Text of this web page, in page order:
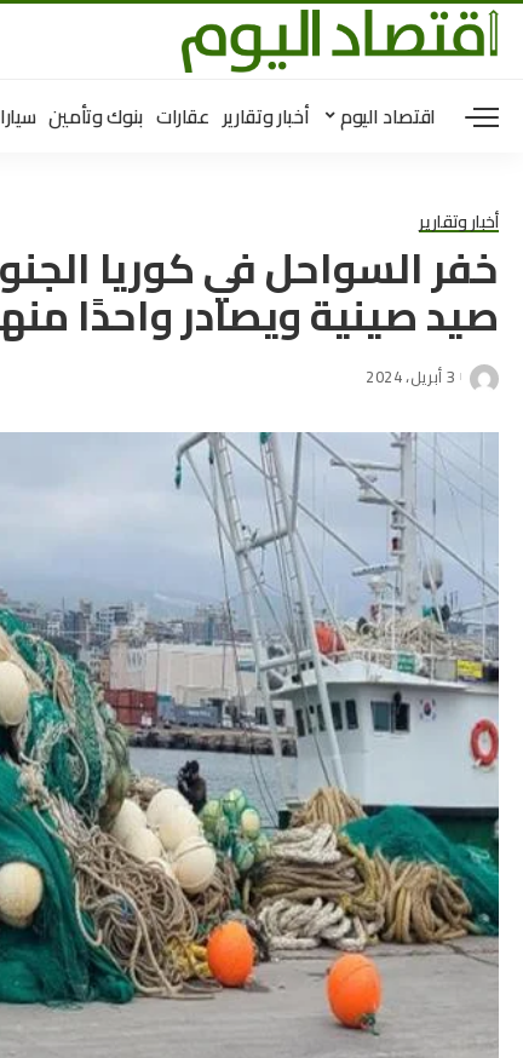
اقتصاد اليوم أخبار وتقارير عقارات بنوك وتأمين
أخبار وتقارير
خفر السواحل في كوريا
صيد صينية ويصادر واحدًا
3 أبريل، 2024